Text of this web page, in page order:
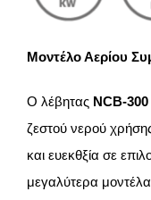
Μοντέλο Αερίου
Ο λέβητας NCB-300
ζεστού νερού
και ευεκθξία σε
μεγαλύτερα